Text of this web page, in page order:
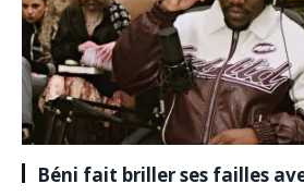
Béni fait briller ses failles